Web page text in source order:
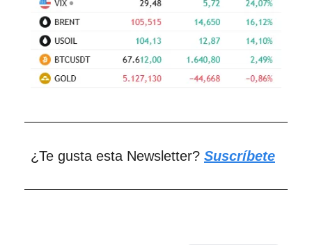
¿Te gusta esta Newsletter? Suscríbete